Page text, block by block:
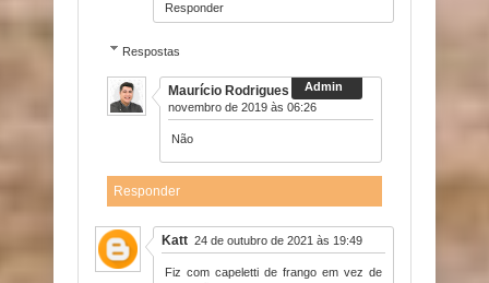
Responder
Respostas
Maurício Rodrigues
16 de
novembro de 2019 às 06:26
Não
Responder
Katt 24 de outubro de 2021 às 19:49
Fiz com capeletti de frango em vez de